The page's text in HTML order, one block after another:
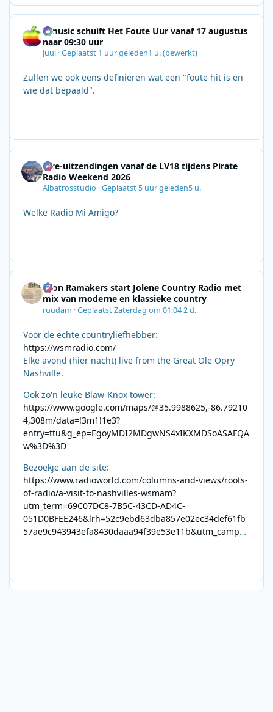
Qmusic schuift Het Foute Uur vanaf 17 augustus
naar 09:30 uur
Juul ·Geplaatst 1 uur geleden1 u.(bewerkt)
Zullen we ook eens definieren wat een "foute hit is en
wie dat bepaald".
Live-uitzendingen vanaf de LV18 tijdens Pirate
Radio Weekend 2026
Albatrosstudio ·Geplaatst 5 uur geleden5 u.
Welke Radio Mi Amigo?
Leon Ramakers start Jolene Country Radio met
mix van moderne en klassieke country
ruudam ·GeplaatstZaterdag om 01:042 d.
Voor de echte countryliefhebber:
https://wsmradio.com/
Elke avond (hier nacht) live from the Great Ole Opry
Nashville.
Ook zo'n leuke Blaw-Knox tower:
https://www.google.com/maps/@35.9988625,-86.79210
4,308m/data=!3m1!1e3?
entry=ttu&g_ep=EgoyMDI2MDgwNS4xIKXMDSoASAFQA
w%3D%3D
Bezoekje aan de site:
https://www.radioworld.com/columns-and-views/roots-
of-radio/a-visit-to-nashvilles-wsmam?
utm_term=69C07DC8-7B5C-43CD-AD4C-
051D0BFEE246&lrh=52c9ebd63dba857e02ec34def61fb
57ae9c943943efa8430daaa94f39e53e11b&utm_campai
8F09201A140D&utm_source=SmartBrief